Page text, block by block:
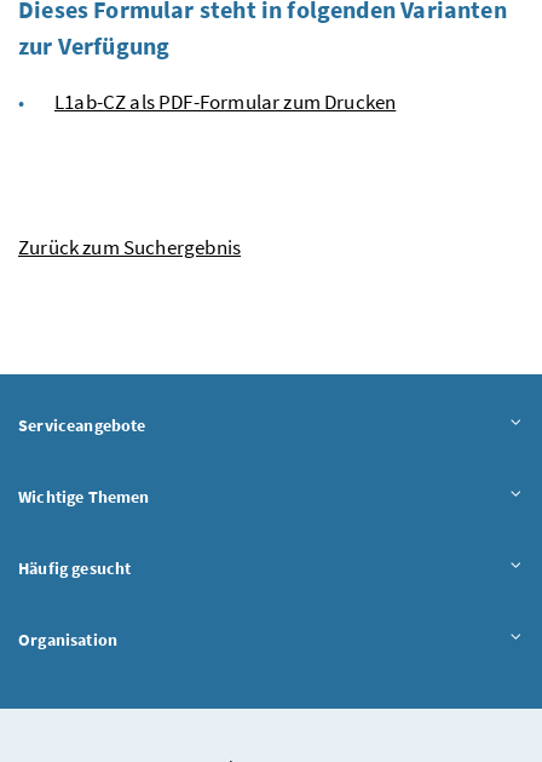
Dieses Formular steht in folgenden Varianten
zur Verfügung
L1ab-CZ als PDF-Formular zum Drucken
Zurück zum Suchergebnis
Serviceangebote
Wichtige Themen
Häufig gesucht
Organisation